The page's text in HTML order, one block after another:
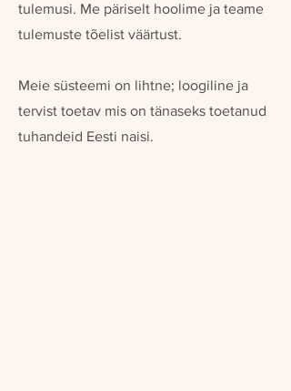
tulemusi. Me päriselt hoolime ja teame
tulemuste tõelist väärtust.
Meie süsteemi on lihtne; loogiline ja
tervist toetav mis on tänaseks toetanud
tuhandeid Eesti naisi.